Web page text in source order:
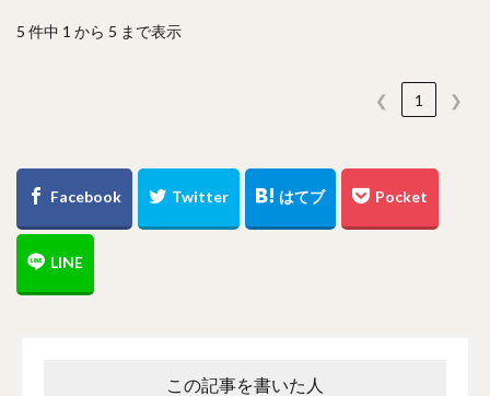
5 件中 1 から 5 まで表示
❮ 1 ❯
この記事を書いた人